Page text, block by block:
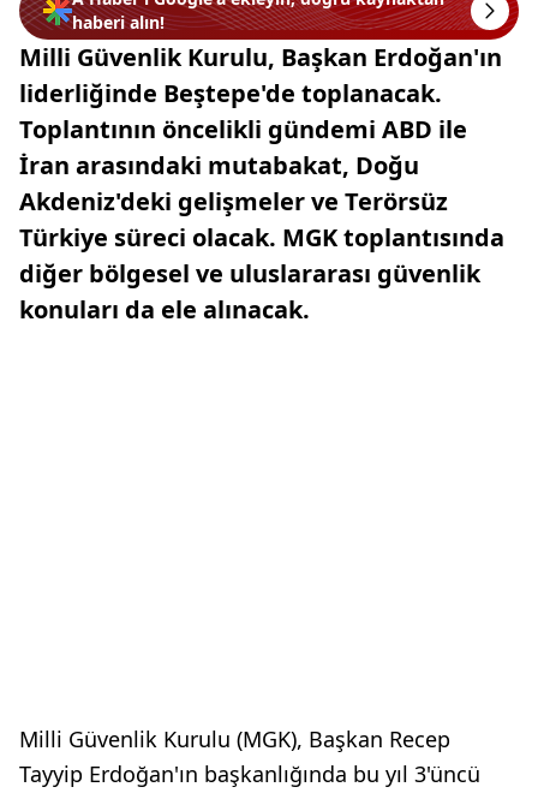
haberi alın!
Milli Güvenlik Kurulu, Başkan Erdoğan'ın
liderliğinde Beştepe'de toplanacak.
Toplantının öncelikli gündemi ABD ile
İran arasındaki mutabakat, Doğu
Akdeniz'deki gelişmeler ve Terörsüz
Türkiye süreci olacak. MGK toplantısında
diğer bölgesel ve uluslararası güvenlik
konuları da ele alınacak.
Milli Güvenlik Kurulu (MGK), Başkan Recep
Tayyip Erdoğan'ın başkanlığında bu yıl 3'üncü